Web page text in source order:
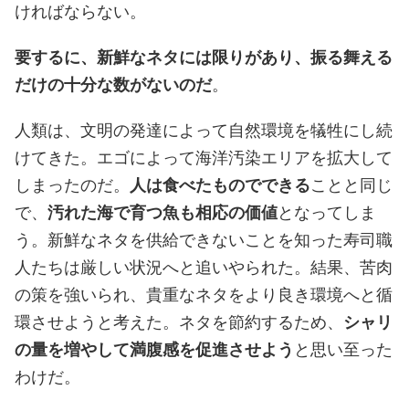
ければならない。
要するに、新鮮なネタには限りがあり、振る舞える
だけの十分な数がないのだ。
人類は、文明の発達によって自然環境を犠牲にし続
けてきた。エゴによって海洋汚染エリアを拡大して
しまったのだ。
人は食べたものでできることと同じ
で、 汚れた海で育つ魚も相応の価値となってしま
う。新鮮なネタを供給できないことを知った寿司職
人たちは厳しい状況へと追いやられた。結果、苦肉
の策を強いられ、貴重なネタをより良き環境へと循
環させようと考えた。ネタを節約するため、 シャリ
の量を増やして満腹感を促進させよう と思い至った
わけだ。